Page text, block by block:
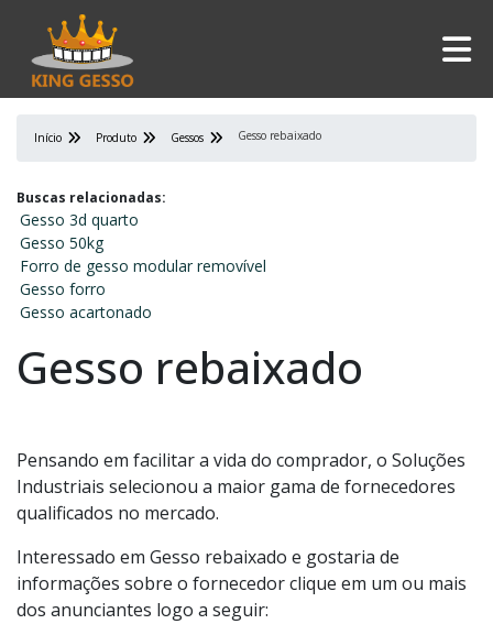
Início Produto Gessos Gesso rebaixado
Buscas relacionadas:
Gesso 3d quarto
Gesso 50kg
Forro de gesso modular removível
Gesso forro
Gesso acartonado
Gesso rebaixado
Pensando em facilitar a vida do comprador, o Soluções
Industriais selecionou a maior gama de fornecedores
qualificados no mercado.
Interessado em Gesso rebaixado e gostaria de
informações sobre o fornecedor clique em um ou mais
dos anunciantes logo a seguir: